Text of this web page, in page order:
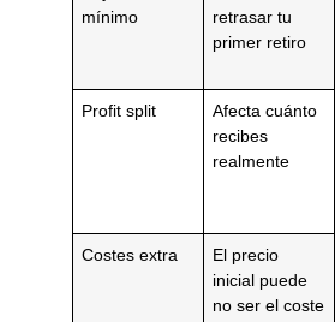
mínimo
retrasar tu
primer retiro
Profit split
Afecta cuánto
recibes
realmente
Costes extra
El precio
inicial puede
no ser el coste